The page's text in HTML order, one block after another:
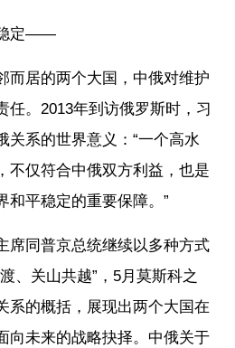
稳定——
而居的两个大国，中俄对维护
任。2013年到访俄罗斯时，习
关系的世界意义：“一个高水
不仅符合中俄双方利益，也是
和平稳定的重要保障。”
席同普京总统继续以多种方式
、关山共越”，5月莫斯科之
系的概括，展现出两个大国在
向未来的战略抉择。中俄关于